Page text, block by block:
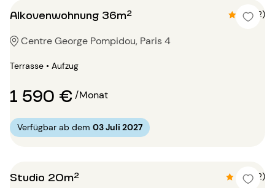
Alkovenwohnung 36m² 4.5 (2)
Centre George Pompidou, Paris 4
Terrasse • Aufzug
1 590 €/Monat
Verfügbar ab dem 03 Juli 2027
Studio 20m² 4.9 (12)